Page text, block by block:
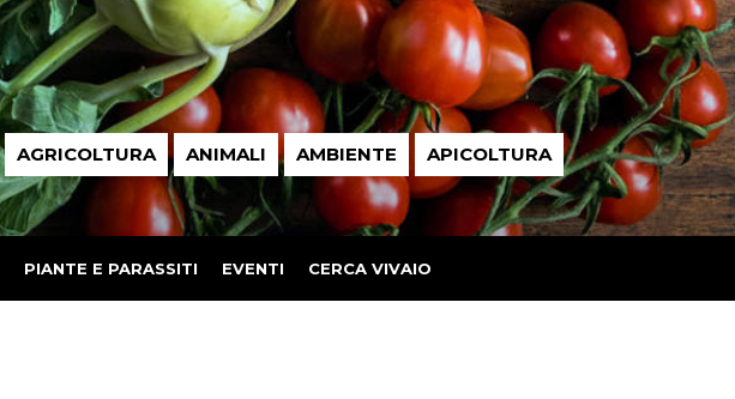
AGRICOLTURA ANIMALI AMBIENTE APICOLTURA
PIANTE E PARASSITI EVENTI CERCA VIVAIO